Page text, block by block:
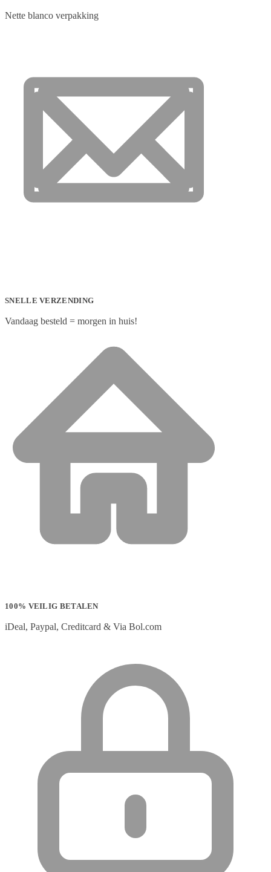
Nette blanco verpakking
SNELLE VERZENDING
Vandaag besteld = morgen in huis!
100% VEILIG BETALEN
iDeal, Paypal, Creditcard & Via Bol.com